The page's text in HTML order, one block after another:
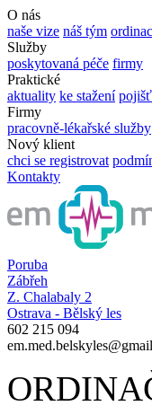
O nás
naše vize náš tým
Služby
poskytovaná péče firmy
Praktické
aktuality ke stažení
Firmy
pracovně-lékařské služby
Nový klient
chci se registrovat
Kontakty
Poruba
Zábřeh
Z. Chalabaly 2
Ostrava - Bělský les
602 215 094